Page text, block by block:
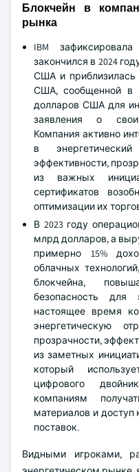
Блокчейн в
рынка
IBM
закончился в 2024
США и приблизилась
США, сообщенной в
долларов США для
заявления о
Компания активно
в
эффективности,
из важных
сертификатов
оптимизации их
В 2023 году
млрд долларов, а
примерно 15%
облачных
блокчейна,
безопасность для
настоящее время
энергетическую
прозрачности,
из заметных
который
цифрового
компаниям
материалов и доступ
поставок.
Видными игроками,